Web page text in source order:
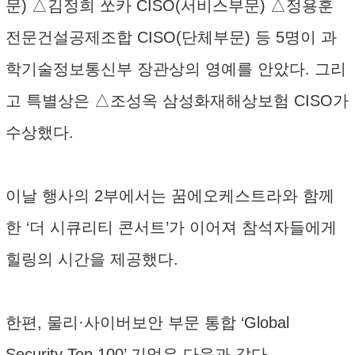
문) △김정희 쏘카 CISO(서비스부문) △정용훈
전문건설공제조합 CISO(단체부문) 등 5명이 과
학기술정보통신부 장관상의 영예를 안았다. 그리
고 특별상은 △조성옥 삼성화재해상보험 CISO가
수상했다.
이날 행사의 2부에서는 꿈에오케스트라와 함께
한 ‘더 시큐리티 콘서트’가 이어져 참석자들에게
힐링의 시간을 제공했다.
한편, 물리·사이버보안 부문 통합 ‘Global